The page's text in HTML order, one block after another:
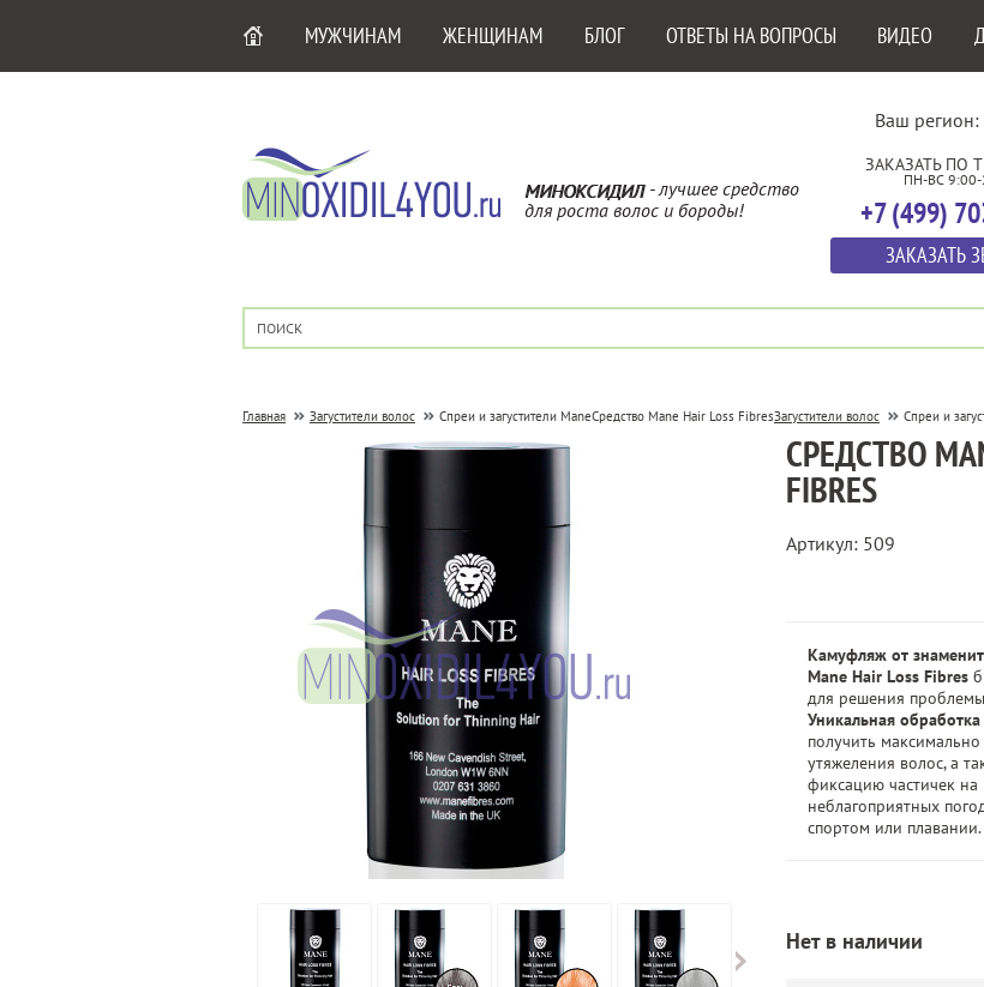
МУЖЧИНАМ ЖЕНЩИНАМ БЛОГ ОТВЕТЫ НА ВОПРОСЫ ВИДЕО
МИНОКСИДИЛ- лучшее средство
для роста волос и бороды!
Ваш регион:
ЗАКАЗАТЬ ПО
ПН-ВС 9:00-
+7 (499)
ЗАКАЗАТЬ
Главная Загустители волос Спреи и загустители ManeСредство Mane Hair Loss FibresЗагустители волос Спреи и
СРЕДСТВО
FIBRES
Артикул: 509
Камуфляж от
Mane Hair Loss Fibres
для решения
Уникальная
получить
утяжеления волос, а
фиксацию частичек
неблагоприятных
спортом или плавании.
Нет в наличии